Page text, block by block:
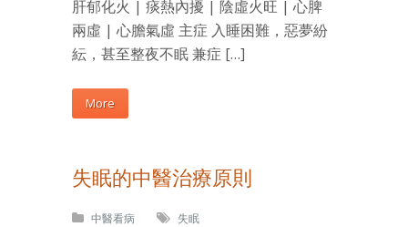
肝郁化火 | 痰熱內擾 | 陰虛火旺 | 心脾
兩虛 | 心膽氣虛 主症 入睡困難，惡夢紛
紜，甚至整夜不眠 兼症 […]
More
失眠的中醫治療原則
中醫看病 失眠